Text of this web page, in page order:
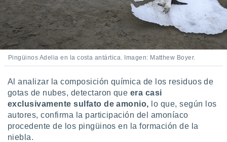
Pingüinos Adelia en la costa antártica. Imagen: Matthew Boyer.
Al analizar la composición química de los residuos de
gotas de nubes, detectaron que era casi
exclusivamente sulfato de amonio, lo que, según los
autores, confirma la participación del amoníaco
procedente de los pingüinos en la formación de la
niebla.